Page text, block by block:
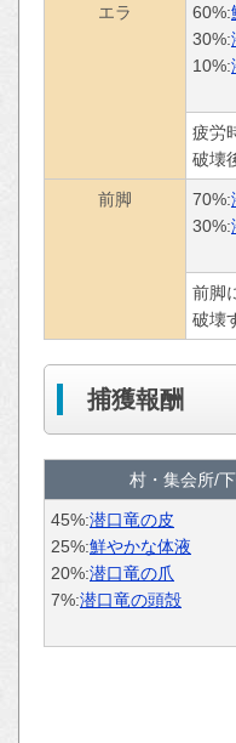
エラ 60%:
30%:
10%:
疲労
破壊
前脚 70%:
30%:
前脚
破壊
捕獲報酬
村・集会所/
45%:潜口竜の皮
25%:鮮やかな体液
20%:潜口竜の爪
7%:潜口竜の頭殻